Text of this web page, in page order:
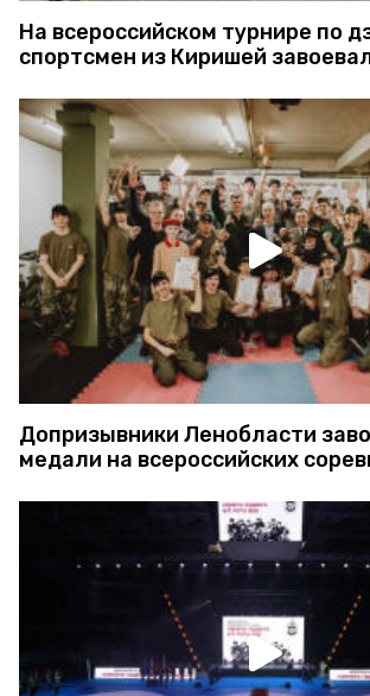
На всероссийском турнире по
спортсмен из Киришей
Допризывники Ленобласти
медали на всероссийских